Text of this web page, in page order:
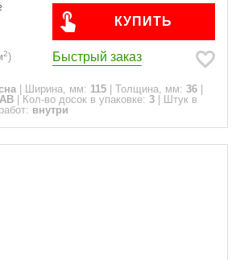
2)
КУПИТЬ
Быстрый заказ
Ширина, мм: 115 Толщина, мм: 36
АВ Кол-во досок в упаковке: 3
Штук в
внутри